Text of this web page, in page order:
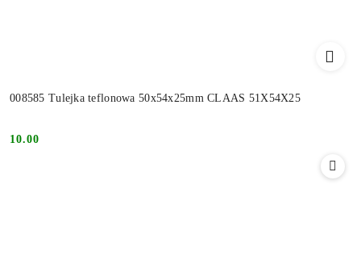
008585 Tulejka teflonowa 50x54x25mm CLAAS 51X54X25
Cena:
10.00